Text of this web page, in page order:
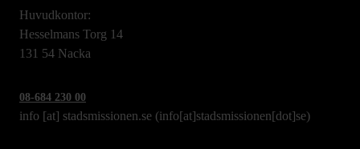
Huvudkontor:
Hesselmans Torg 14
131 54 Nacka
08-684 230 00
info [at] stadsmissionen.se (info[at]stadsmissionen[dot]se)